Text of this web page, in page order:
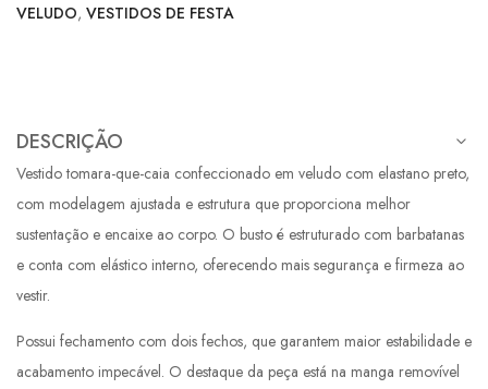
VELUDO, VESTIDOS DE FESTA
DESCRIÇÃO
Vestido tomara-que-caia confeccionado em veludo com elastano preto,
com modelagem ajustada e estrutura que proporciona melhor
sustentação e encaixe ao corpo. O busto é estruturado com barbatanas
e conta com elástico interno, oferecendo mais segurança e firmeza ao
vestir.
Possui fechamento com dois fechos, que garantem maior estabilidade e
acabamento impecável. O destaque da peça está na manga removível